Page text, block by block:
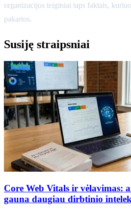
organizacijos teiginiai taps faktais,
pakartos.
Susiję straipsniai
Core Web Vitals ir vėlavimas:
gauna daugiau dirbtinio